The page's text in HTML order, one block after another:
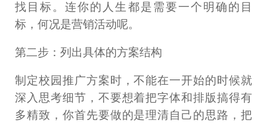
找目标。连你的人生都是需要一个明确的目
标，何况是营销活动呢。
第二步：列出具体的方案结构
制定校园推广方案时，不能在一开始的时候就
深入思考细节，不要想着把字体和排版搞得有
多精致，你首先要做的是理清自己的思路，把